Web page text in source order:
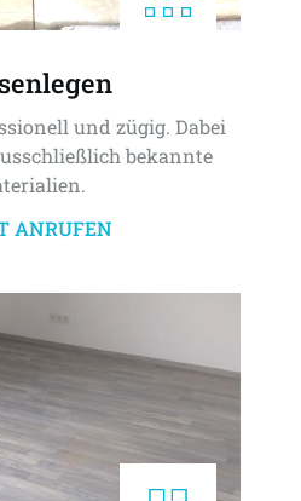
und zügig. Dabei
bekannte
ANRUFEN